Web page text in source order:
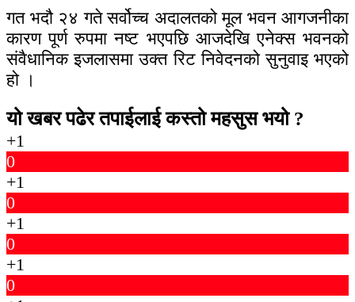
गत भदौ २४ गते सर्वोच्च अदालतको मूल भवन आगजनीका
कारण पूर्ण रुपमा नष्ट भएपछि आजदेखि एनेक्स भवनको
संवैधानिक इजलासमा उक्त रिट निवेदनको सुनुवाइ भएको
हो ।
यो खबर पढेर तपाईलाई कस्तो महसुस भयो ?
+1
0
+1
0
+1
0
+1
0